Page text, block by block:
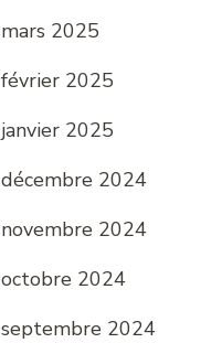
mars 2025
février 2025
janvier 2025
décembre 2024
novembre 2024
octobre 2024
septembre 2024